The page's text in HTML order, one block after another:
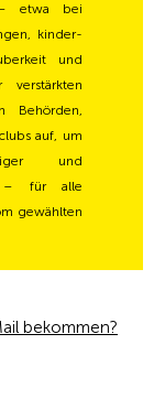
– etwa bei
kinder-
und
Behörden,
auf, um
und
– für alle
gewählten
bekommen?